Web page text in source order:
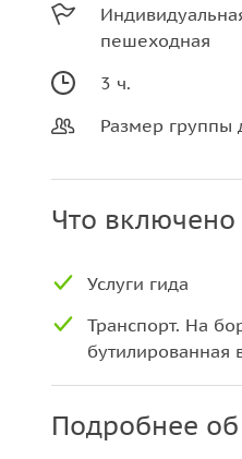
пешеходная
3 ч.
Размер группы
Что включено
Услуги гида
Транспорт. На
бутилированная
Подробнее об